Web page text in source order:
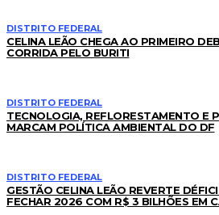
DISTRITO FEDERAL
CELINA LEÃO CHEGA AO PRIMEIRO
CORRIDA PELO BURITI
DISTRITO FEDERAL
TECNOLOGIA, REFLORESTAMENTO E
MARCAM POLÍTICA AMBIENTAL DO DF
DISTRITO FEDERAL
GESTÃO CELINA LEÃO REVERTE
FECHAR 2026 COM R$ 3 BILHÕES EM